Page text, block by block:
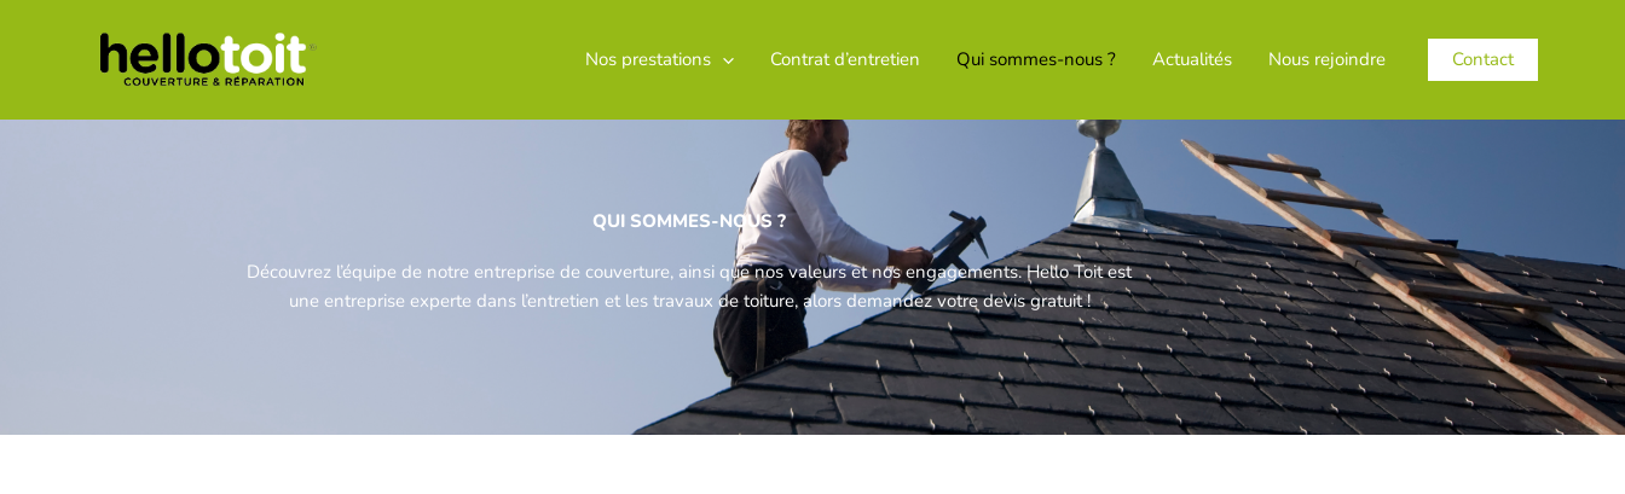
Nos prestations Contrat d’entretien Qui sommes-nous ? Actualités Nous rejoindre Contact
QUI SOMMES-NOUS ?
Découvrez l’équipe de notre entreprise de couverture, ainsi que nos valeurs et nos engagements. Hello Toit est
une entreprise experte dans l’entretien et les travaux de toiture, alors demandez votre devis gratuit !